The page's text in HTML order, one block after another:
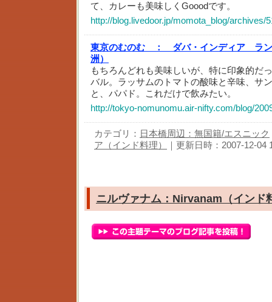
て、カレーも美味しくGooodです。
http://blog.livedoor.jp/momota_blog/archives/
東京のむのむ ：
ダバ・インディア ラ
洲）
もちろんどれも美味しいが、特に印象的だ
バル。ラッサムのトマトの酸味と辛味、サ
と、パパド。これだけで飲みたい。
http://tokyo-nomunomu.air-nifty.com/blog/
カテゴリ： 日本橋周辺：無国籍/エスニック
ア（インド料理）
｜更新日時：2007-12-04
ニルヴァナム：Nirvanam（インド